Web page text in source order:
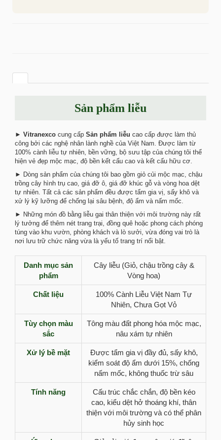
Sản phẩm liễu
► Vitranexco cung cấp Sản phẩm liễu cao cấp được làm thủ
công bởi các nghệ nhân lành nghề của Việt Nam. Được làm từ
100% cành liễu tự nhiên, bền vững, bộ sưu tập của chúng tôi thể
hiện vẻ đẹp mộc mạc, độ bền kết cấu cao và kết cấu hữu cơ.
► Dòng sản phẩm của chúng tôi bao gồm giỏ củi mộc mạc, chậu
trồng cây hình trụ cao, giá đỡ ô, giá đỡ khúc gỗ và vòng hoa dệt
tự nhiên. Tất cả các sản phẩm đều được tẩm gia vị, sấy khô và
xử lý kỹ lưỡng để chống lại sâu bệnh, độ ẩm và nấm mốc.
► Những món đồ bằng liễu gai thân thiện với môi trường này rất
lý tưởng để thêm nét trang trại, đồng quê hoặc phong cách phóng
túng vào khu vườn, phòng khách và lò sưởi, vừa đóng vai trò là
nơi lưu trữ chức năng vừa là yếu tố trang trí nổi bật.
Danh mục sản
phẩm
Cây liễu (Giỏ, chậu trồng cây &
Vòng hoa)
Chất liệu
100% Cành Liễu Việt Nam Tự
Nhiên, Chưa Gọt Vỏ
Tùy chọn màu
sắc
Tông màu đất phong hóa mộc mạc,
nâu xám tự nhiên
Xử lý bề mặt
Được tẩm gia vị đầy đủ, sấy khô,
kiểm soát độ ẩm dưới 15%, chống
nấm mốc, không thuốc trừ sâu
Tính năng
Cấu trúc chắc chắn, độ bền kéo
cao, kiểu dệt hở thoáng khí, thân
thiện với môi trường và có thể phân
hủy sinh học